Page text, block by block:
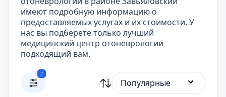
имеют подробную информацию о
предоставляемых услугах и их стоимости. У
нас вы подберете только лучший
медицинский центр отоневрологии
подходящий вам.
2
Популярные